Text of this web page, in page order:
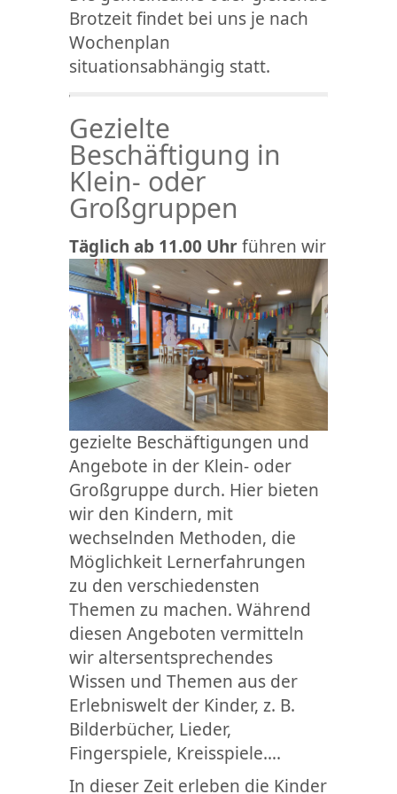
Brotzeit findet bei uns je nach
Wochenplan
situationsabhängig statt.
Gezielte
Beschäftigung in
Klein- oder
Großgruppen
Täglich ab 11.00 Uhrführen wir
gezielte Beschäftigungen und
Angebote in der Klein- oder
Großgruppe durch. Hier bieten
wir den Kindern, mit
wechselnden Methoden, die
Möglichkeit Lernerfahrungen
zu den verschiedensten
Themen zu machen. Während
diesen Angeboten vermitteln
wir altersentsprechendes
Wissen und Themen aus der
Erlebniswelt der Kinder, z. B.
Bilderbücher, Lieder,
Fingerspiele, Kreisspiele….
In dieser Zeit erleben die Kinder